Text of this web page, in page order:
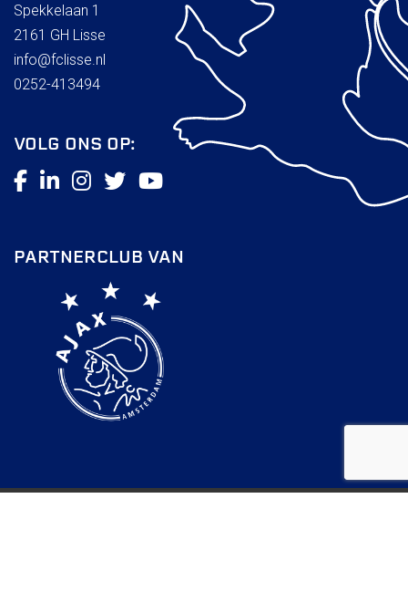
Spekkelaan 1
2161 GH Lisse
info@fclisse.nl
0252-413494
VOLG ONS OP:
PARTNERCLUB VAN